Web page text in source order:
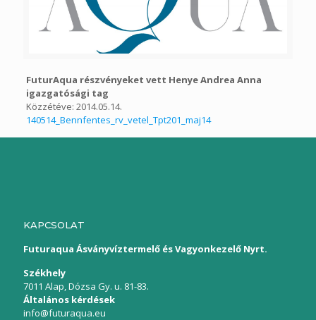
FuturAqua részvényeket vett Henye Andrea Anna
igazgatósági tag
Közzétéve: 2014.05.14.
140514_Bennfentes_rv_vetel_Tpt201_maj14
KAPCSOLAT
Futuraqua Ásványvíztermelő és Vagyonkezelő Nyrt.
Székhely
7011 Alap, Dózsa Gy. u. 81-83.
Általános kérdések
info@futuraqua.eu